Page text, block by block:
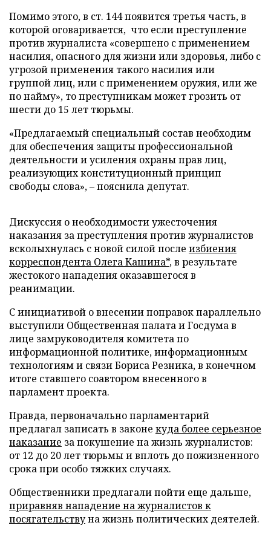
Помимо этого, в ст. 144 появится третья часть, в
которой оговаривается, что если преступление
против журналиста «совершено с применением
насилия, опасного для жизни или здоровья, либо с
угрозой применения такого насилия или
группой лиц, или с применением оружия, или же
по найму», то преступникам может грозить от
шести до 15 лет тюрьмы.
«Предлагаемый специальный состав необходим
для обеспечения защиты профессиональной
деятельности и усиления охраны прав лиц,
реализующих конституционный принцип
свободы слова», – пояснила депутат.
Дискуссия о необходимости ужесточения
наказания за преступления против журналистов
всколыхнулась с новой силой после избиения
корреспондента Олега Кашина*, в результате
жестокого нападения оказавшегося в
реанимации.
С инициативой о внесении поправок параллельно
выступили Общественная палата и Госдума в
лице замруководителя комитета по
информационной политике, информационным
технологиям и связи Бориса Резника, в конечном
итоге ставшего соавтором внесенного в
парламент проекта.
Правда, первоначально парламентарий
предлагал записать в законе куда более серьезное
наказание за покушение на жизнь журналистов:
от 12 до 20 лет тюрьмы и вплоть до пожизненного
срока при особо тяжких случаях.
Общественники предлагали пойти еще дальше,
приравняв нападение на журналистов к
посягательствуна жизнь политических деятелей.